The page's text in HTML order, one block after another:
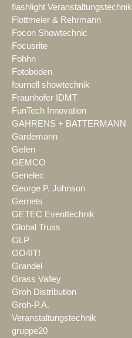
flashlight Veranstaltungstechnik
Flottmeier & Rehrmann
Focon Showtechnic
Focusrite
Fohhn
Fotoboden
fournell showtechnik
Fraunhofer IDMT
FunTech Innovation
GAHRENS + BATTERMANN
Gardemann
Gefen
GEMCO
Genelec
George P. Johnson
Gerriets
GETEC Eventtechnik
Global Truss
GLP
GO4IT!
Grandel
Grass Valley
Groh Distribution
Groh-P.A.
Veranstaltungstechnik
gruppe20